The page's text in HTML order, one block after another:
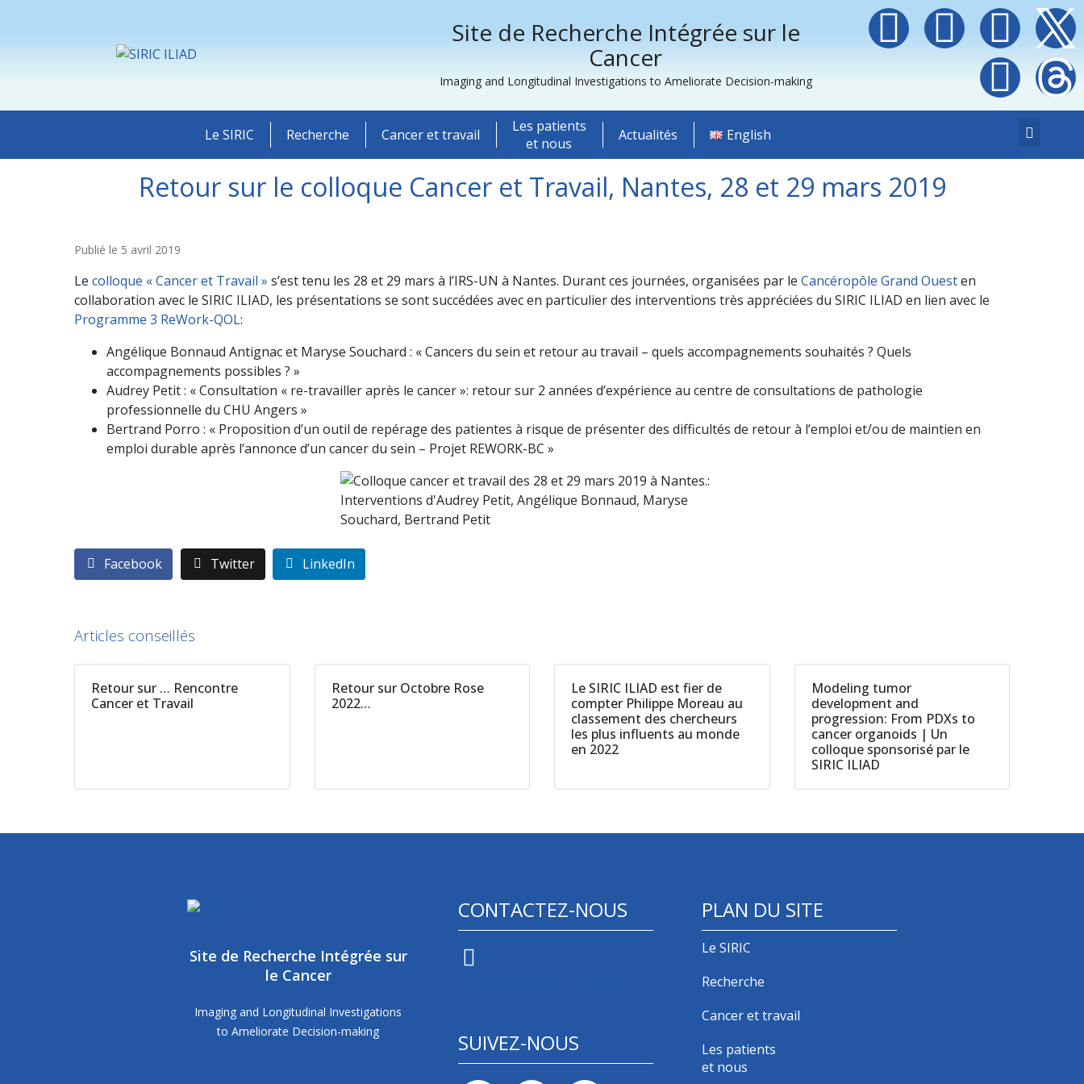
Site de Recherche Intégrée sur le
Cancer
Imaging and Longitudinal Investigations to Ameliorate Decision-making
Le SIRIC Recherche Cancer et travail
Les patients
et nous
Actualités English
Retour sur le colloque Cancer et Travail, Nantes, 28 et 29 mars 2019
Publié le 5 avril 2019
Le colloque « Cancer et Travail » s’est tenu les 28 et 29 mars à l’IRS-UN à Nantes. Durant ces journées, organisées par le Cancéropôle Grand Ouesten
collaboration avec le SIRIC ILIAD, les présentations se sont succédées avec en particulier des interventions très appréciées du SIRIC ILIAD en lien avec le
Programme 3 ReWork-QOL:
Angélique Bonnaud Antignac et Maryse Souchard : « Cancers du sein et retour au travail – quels accompagnements souhaités ? Quels
accompagnements possibles ? »
Audrey Petit : « Consultation « re-travailler après le cancer »: retour sur 2 années d’expérience au centre de consultations de pathologie
professionnelle du CHU Angers »
Bertrand Porro : « Proposition d’un outil de repérage des patientes à risque de présenter des difficultés de retour à l’emploi et/ou de maintien en
emploi durable après l’annonce d’un cancer du sein – Projet REWORK-BC »
Facebook Twitter LinkedIn
Articles conseillés
Retour sur … Rencontre
Cancer et Travail
Retour sur Octobre Rose
2022…
Le SIRIC ILIAD est fier de
compter Philippe Moreau au
classement des chercheurs
les plus influents au monde
en 2022
Modeling tumor
development and
progression: From PDXs to
cancer organoids | Un
colloque sponsorisé par le
SIRIC ILIAD
Site de Recherche Intégrée sur
le Cancer
Imaging and Longitudinal Investigations
to Ameliorate Decision-making
CONTACTEZ-NOUS
SUIVEZ-NOUS
PLAN DU SITE
Le SIRIC
Recherche
Cancer et travail
Les patients
et nous